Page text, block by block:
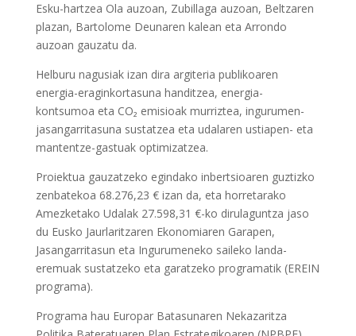
Esku-hartzea Ola auzoan, Zubillaga auzoan, Beltzaren
plazan, Bartolome Deunaren kalean eta Arrondo
auzoan gauzatu da.
Helburu nagusiak izan dira argiteria publikoaren
energia-eraginkortasuna handitzea, energia-
kontsumoa eta CO₂ emisioak murriztea, ingurumen-
jasangarritasuna sustatzea eta udalaren ustiapen- eta
mantentze-gastuak optimizatzea.
Proiektua gauzatzeko egindako inbertsioaren guztizko
zenbatekoa 68.276,23 € izan da, eta horretarako
Amezketako Udalak 27.598,31 €-ko dirulaguntza jaso
du Eusko Jaurlaritzaren Ekonomiaren Garapen,
Jasangarritasun eta Ingurumeneko saileko landa-
eremuak sustatzeko eta garatzeko programatik (EREIN
programa).
Programa hau Europar Batasunaren Nekazaritza